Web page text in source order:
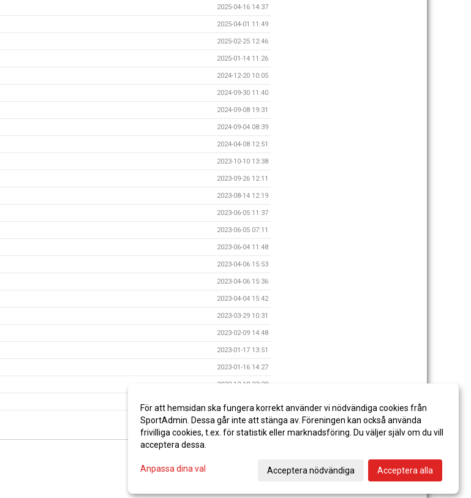
2025-04-16 14:37
2025-04-01 11:49
2025-02-25 12:46
2025-01-14 11:26
2024-12-20 10:05
2024-09-30 11:40
2024-09-08 19:31
2024-09-04 08:39
2024-04-08 12:51
2023-10-10 13:38
2023-09-26 12:11
2023-08-14 12:19
2023-06-05 11:37
2023-06-05 07:11
2023-06-04 11:48
2023-04-06 15:53
2023-04-06 15:36
2023-04-04 15:42
2023-03-29 10:31
2023-02-09 14:48
2023-01-17 13:51
2023-01-16 14:27
2022-12-18 22:28
2022-07-11 10:48
För att hemsidan ska fungera korrekt använder vi nödvändiga cookies från
SportAdmin. Dessa går inte att stänga av. Föreningen kan också använda
frivilliga cookies, t.ex. för statistik eller marknadsföring. Du väljer själv om du vill
acceptera dessa.
Anpassa dina val Acceptera nödvändiga Acceptera alla